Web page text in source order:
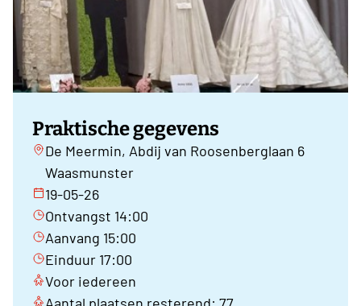
Praktische gegevens
De Meermin, Abdij van Roosenberglaan 6
Waasmunster
19-05-26
Ontvangst 14:00
Aanvang 15:00
Einduur 17:00
Voor iedereen